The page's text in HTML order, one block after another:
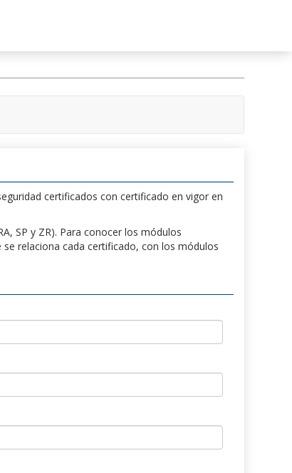
certificados con certificado en vigor en
SP y ZR). Para conocer los módulos
relaciona cada certificado, con los módulos